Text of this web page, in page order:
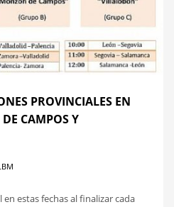
PROVINCIALES EN
CAMPOS Y
estas fechas al finalizar cada